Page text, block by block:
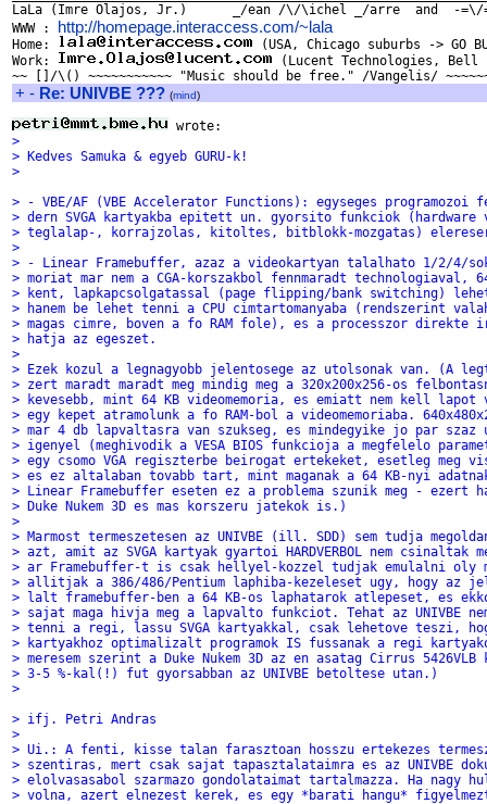
LaLa (Imre Olajos, Jr.)      _/ean /\/\ichel _/arre  and  -=\/
WWW : http://homepage.interaccess.com/~lala
Home:
(USA, Chicago suburbs ->
Work:
(Lucent Technologies,
+ - Re: UNIVBE ??? (mind)
>
> Kedves Samuka & egyeb GURU-k!
>
> - VBE/AF (VBE Accelerator Functions): egyseges programozoi
> dern SVGA kartyakba epitett un. gyorsito funkciok (hardware
> teglalap-, korrajzolas, kitoltes, bitblokk-mozgatas)
>
> - Linear Framebuffer, azaz a videokartyan talalhato 1/2/4/sok
> moriat mar nem a CGA-korszakbol fennmaradt technologiaval,
> kent, lapkapcsolgatassal (page flipping/bank switching)
> hanem be lehet tenni a CPU cimtartomanyaba (rendszerint
> magas cimre, boven a fo RAM fole), es a processzor direkte
> hatja az egeszet.
>
> Ezek kozul a legnagyobb jelentosege az utolsonak van. (A
> zert maradt maradt meg mindig meg a 320x200x256-os
> kevesebb, mint 64 KB videomemoria, es emiatt nem kell
> egy kepet atramolunk a fo RAM-bol a videomemoriaba.
> mar 4 db lapvaltasra van szukseg, es mindegyike jo par
> igenyel (meghivodik a VESA BIOS funkcioja a megfelelo
> egy csomo VGA regiszterbe beirogat ertekeket, esetleg meg
> es ez altalaban tovabb tart, mint maganak a 64 KB-nyi
> Linear Framebuffer eseten ez a problema szunik meg - ezert
> Duke Nukem 3D es mas korszeru jatekok is.)
>
> Marmost termeszetesen az UNIVBE (ill. SDD) sem tudja megoldani
> azt, amit az SVGA kartyak gyartoi HARDVERBOL nem csinaltak
> ar Framebuffer-t is csak hellyel-kozzel tudjak emulalni oly
> allitjak a 386/486/Pentium laphiba-kezeleset ugy, hogy az
> lalt framebuffer-ben a 64 KB-os laphatarok atlepeset, es
> sajat maga hivja meg a lapvalto funkciot. Tehat az UNIVBE
> tenni a regi, lassu SVGA kartyakkal, csak lehetove teszi,
> kartyakhoz optimalizalt programok IS fussanak a regi
> meresem szerint a Duke Nukem 3D az en asatag Cirrus 5426VLB
> 3-5 %-kal(!) fut gyorsabban az UNIVBE betoltese utan.)
>
> ifj. Petri Andras
>
> Ui.: A fenti, kisse talan farasztoan hosszu ertekezes
> szentiras, mert csak sajat tapasztalataimra es az UNIVBE
> elolvasasabol szarmazo gondolataimat tartalmazza. Ha nagy
> volna, azert elnezest kerek, es egy *barati hangu*